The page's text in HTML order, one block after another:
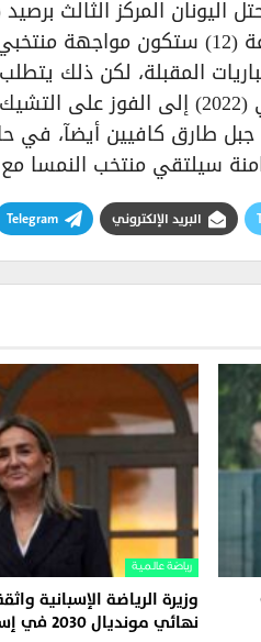
الترتيب، بلا رصيد، وفي المجموعة
المقبلة، لكن ذلك
(2018) وصاحب المركز الثالث في
جبل طارق كافيين أيضآ،
سيلتقي منتخب النمسا
البريد الإلكتروني Telegram
رياضة عالمية
وزيرة الرياضة الإسبانية
نهائي مونديال 2030 في إسبانيا